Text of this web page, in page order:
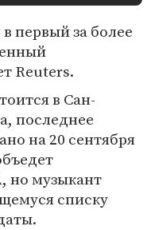
первый за более
Reuters.
в Сан-
последнее
на 20 сентября
но музыкант
списку